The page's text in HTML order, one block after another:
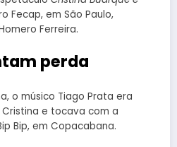
Fecap, em São Paulo,
Ferreira.
perda
o músico Tiago Prata era
e tocava com a
Bip, em Copacabana.